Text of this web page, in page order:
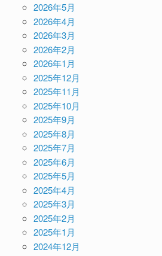
2026年5月
2026年4月
2026年3月
2026年2月
2026年1月
2025年12月
2025年11月
2025年10月
2025年9月
2025年8月
2025年7月
2025年6月
2025年5月
2025年4月
2025年3月
2025年2月
2025年1月
2024年12月